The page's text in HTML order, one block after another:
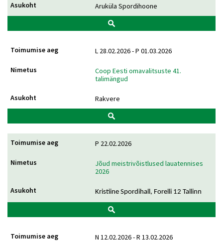
Aruküla Spordihoone
L 28.02.2026 - P 01.03.2026
Coop Eesti omavalitsuste 41.
talimängud
Rakvere
P 22.02.2026
Jõud meistrivõistlused lauatennises
2026
Kristiine Spordihall, Forelli 12 Tallinn
N 12.02.2026 - R 13.02.2026